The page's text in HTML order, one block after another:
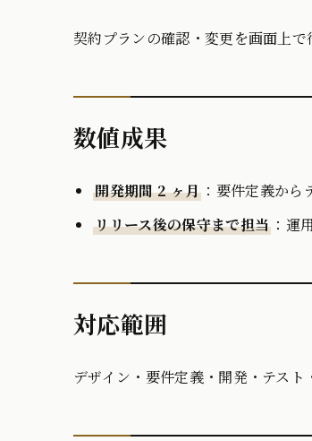
契約プランの確認・変更を画面上
数値成果
開発期間 2 ヶ月 ：要件定義から
リリース後の保守まで担当 ：運
対応範囲
デザイン・要件定義・開発・テスト